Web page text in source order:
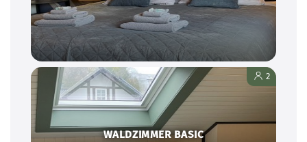
WALDZIMMER BASIC
2